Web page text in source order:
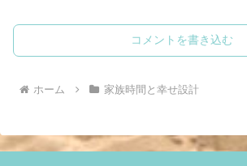
コメントを書き込む
ホーム 家族時間と幸せ設計